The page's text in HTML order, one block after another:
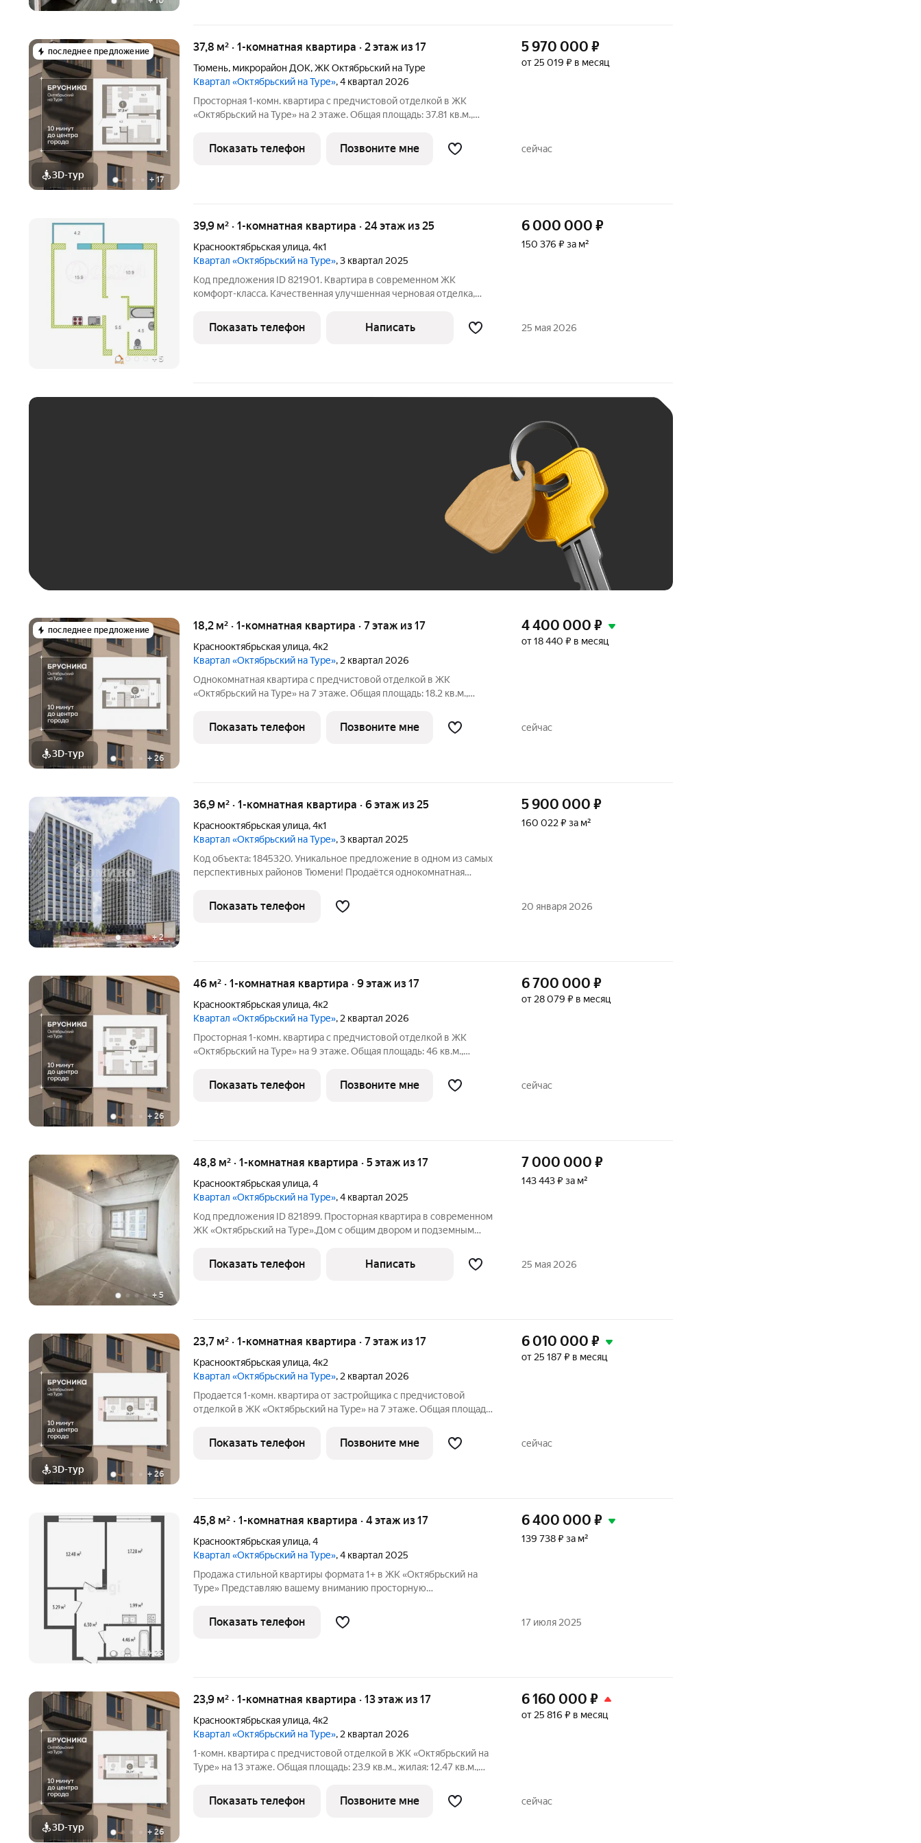
последнее предложение
3D-тур + 17
37,8 м² · 1-комнатная квартира · 2 этаж из 17
Тюмень, микрорайон ДОК,ЖК Октябрьский на Туре
Квартал «Октябрьский на Туре», 4 квартал 2026
Просторная 1-комн. квартира с предчистовой отделкой в ЖК
«Октябрьский на Туре» на 2 этаже. Общая площадь: 37.81 кв.м.,
Все окна выходят на одну сторону. В квартире один совмещенный
5 970 000 ₽
от 25 019 ₽ в месяц
Показать телефон Позвоните мне сейчас
+5
39,9 м² · 1-комнатная квартира · 24 этаж из 25
Краснооктябрьская улица,4к1
Квартал «Октябрьский на Туре», 3 квартал 2025
Код предложения ID 821901. Квартира в современном ЖК
комфорт-класса. Качественная улучшенная черновая отделка,
инженерные системы с индивидуальными счетчиками,
установленная входная дверь. Это
6 000 000 ₽
150 376 ₽ за м²
Показать телефон Написать 25 мая 2026
последнее предложение
3D-тур + 26
18,2 м² · 1-комнатная квартира · 7 этаж из 17
Краснооктябрьская улица,4к2
Квартал «Октябрьский на Туре», 2 квартал 2026
Однокомнатная квартира с предчистовой отделкой в ЖК
«Октябрьский на Туре» на 7 этаже. Общая площадь: 18.2 кв.м.,
Студия в Октябрьском на Туре. Особенности планировки:
предчистовая
4 400 000 ₽
от 18 440 ₽ в месяц
Показать телефон Позвоните мне сейчас
+2
36,9 м² · 1-комнатная квартира · 6 этаж из 25
Краснооктябрьская улица,4к1
Квартал «Октябрьский на Туре», 3 квартал 2025
Код объекта: 1845320. Уникальное предложение в одном из самых
перспективных районов Тюмени! Продаётся однокомнатная
дома по адресу: Краснооктябрьская улица, 4к1. Квартира с
современной
5 900 000 ₽
160 022 ₽ за м²
Показать телефон 20 января 2026
+ 26
46 м² · 1-комнатная квартира · 9 этаж из 17
Краснооктябрьская улица,4к2
Квартал «Октябрьский на Туре», 2 квартал 2026
Просторная 1-комн. квартира с предчистовой отделкой в ЖК
«Октябрьский на Туре» на 9 этаже. Общая площадь: 46 кв.м.,
Высота потолков 2.7 м. Квартира с кухней-гостиной и одной
спальней
6 700 000 ₽
от 28 079 ₽ в месяц
Показать телефон Позвоните мне сейчас
+ 5
48,8 м² · 1-комнатная квартира · 5 этаж из 17
Краснооктябрьская улица,4
Квартал «Октябрьский на Туре», 4 квартал 2025
Код предложения ID 821899. Просторная квартира в современном
ЖК «Октябрьский на Туре».Дом с общим двором и подземным
минут. В пешей доступности автобусная остановка. Входы в
подъезды
7 000 000 ₽
143 443 ₽ за м²
Показать телефон Написать 25 мая 2026
3D-тур + 26
23,7 м² · 1-комнатная квартира · 7 этаж из 17
Краснооктябрьская улица,4к2
Квартал «Октябрьский на Туре», 2 квартал 2026
Продается 1-комн. квартира от застройщика с предчистовой
отделкой в ЖК «Октябрьский на Туре» на 7 этаже. Общая площадь:
потолков 2.7 м. Студия в Октябрьском на Туре. Особенности
6 010 000 ₽
от 25 187 ₽ в месяц
Показать телефон Позвоните мне сейчас
+ 23
45,8 м² · 1-комнатная квартира · 4 этаж из 17
Краснооктябрьская улица,4
Квартал «Октябрьский на Туре», 4 квартал 2025
Продажа стильной квартиры формата 1+ в ЖК «Октябрьский на
Туре» Представляю вашему вниманию просторную
«Октябрьский на Туре». Квартира расположена в первой очереди
строительства, в Доме 7-1, 2
6 400 000 ₽
139 738 ₽ за м²
Показать телефон 17 июля 2025
3D-тур + 26
23,9 м² · 1-комнатная квартира · 13 этаж из 17
Краснооктябрьская улица,4к2
Квартал «Октябрьский на Туре», 2 квартал 2026
1-комн. квартира с предчистовой отделкой в ЖК «Октябрьский на
Туре» на 13 этаже. Общая площадь: 23.9 кв.м., жилая: 12.47 кв.м.,
Октябрьском на Туре. Особенности планировки: балкон,
6 160 000 ₽
от 25 816 ₽ в месяц
Показать телефон Позвоните мне сейчас